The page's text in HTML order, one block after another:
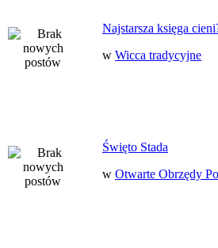
Najstarsza księga
w Wicca tradycyjne
Święto Stada
w Otwarte Obrzędy